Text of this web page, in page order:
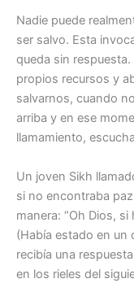
Nadie puede
ser salvo. Esta
queda sin
propios recursos y
salvarnos, cuando
arriba y en ese
llamamiento,
Un joven Sikh
si no encontraba
manera: “Oh Dios,
(Había estado en un
recibía una
en los rieles del